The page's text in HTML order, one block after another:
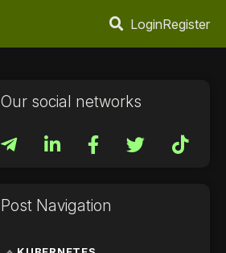
LoginRegister
Our social networks
Post Navigation